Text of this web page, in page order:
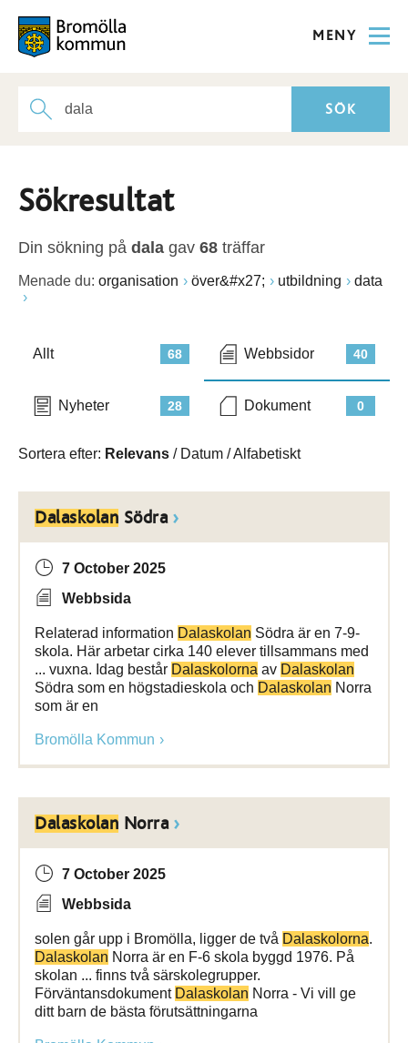
MENY
Sökresultat
Din sökning på dala gav 68 träffar
Menade du: organisation över&#x27; utbildning data
68
Allt 40
Webbsidor
28
Nyheter 0
Dokument
Sortera efter: Relevans / Datum /Alfabetiskt
Dalaskolan Södra
7 October 2025
Webbsida
Relaterad information Dalaskolan Södra är en 7-9-
skola. Här arbetar cirka 140 elever tillsammans med
... vuxna. Idag består Dalaskolorna av Dalaskolan
Södra som en högstadieskola och Dalaskolan Norra
som är en
Bromölla Kommun
Dalaskolan Norra
7 October 2025
Webbsida
solen går upp i Bromölla, ligger de två Dalaskolorna.
Dalaskolan Norra är en F-6 skola byggd 1976. På
skolan ... finns två särskolegrupper.
Förväntansdokument Dalaskolan Norra - Vi vill ge
ditt barn de bästa förutsättningarna